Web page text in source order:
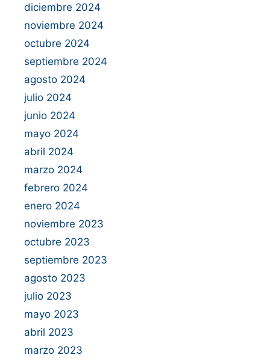
diciembre 2024
noviembre 2024
octubre 2024
septiembre 2024
agosto 2024
julio 2024
junio 2024
mayo 2024
abril 2024
marzo 2024
febrero 2024
enero 2024
noviembre 2023
octubre 2023
septiembre 2023
agosto 2023
julio 2023
mayo 2023
abril 2023
marzo 2023